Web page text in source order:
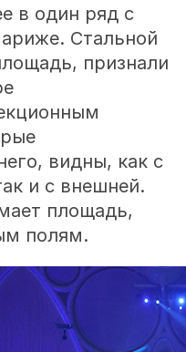
в один ряд с
Стальной
признали
видны, как с
и с внешней.
площадь,
полям.